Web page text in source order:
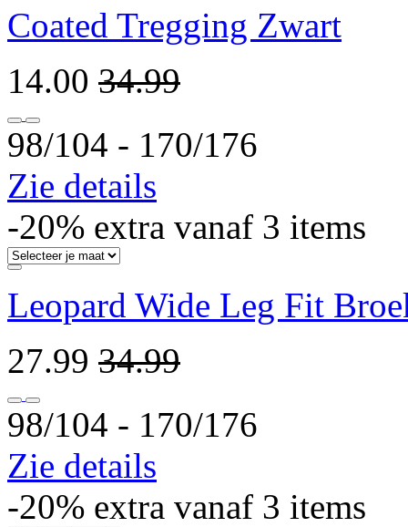
Coated Tregging Zwart
14.00 34.99
98/104 ‐ 170/176
Zie details
-20% extra vanaf 3 items
Leopard Wide Leg Fit
27.99 34.99
98/104 ‐ 170/176
Zie details
-20% extra vanaf 3 items